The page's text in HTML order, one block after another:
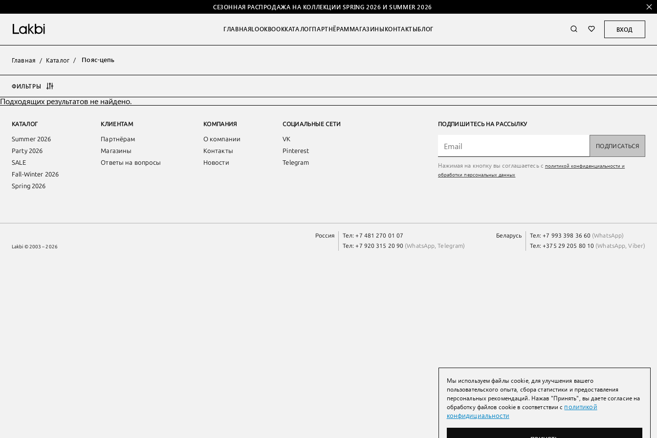
СЕЗОННАЯ РАСПРОДАЖА НА КОЛЛЕКЦИИ SPRING 2026 И SUMMER 2026
ГЛАВНАЯLOOKBOOKКАТАЛОГПАРТНЁРАММАГАЗИНЫКОНТАКТЫБЛОГ ВХОД
Главная Каталог Пояс-цепь
ФИЛЬТРЫ
Подходящих результатов не найдено.
КАТАЛОГ
Summer 2026
Party 2026
SALE
Fall-Winter 2026
Spring 2026
КЛИЕНТАМ
Партнёрам
Магазины
Ответы на вопросы
КОМПАНИЯ
О компании
Контакты
Новости
СОЦИАЛЬНЫЕ СЕТИ
VK
Pinterest
Telegram
ПОДПИШИТЕСЬ НА РАССЫЛКУ
ПОДПИСАТЬСЯ
Нажимая на кнопку вы соглашаетесь с политикой конфиденциальности и
обработки персональных данных
Lakbi © 2003 – 2026
Россия Тел:+7 481 270 01 07
Тел:+7 920 315 20 90 (WhatsApp,Telegram)
Беларусь Тел:+7 993 398 36 60 (WhatsApp)
Тел:+375 29 205 80 10 (WhatsApp, Viber)
Мы используем файлы cookie, для улучшения вашего
пользовательского опыта, сбора статистики и предоставления
персональных рекомендаций. Нажав "Принять", вы даете согласие на
обработку файлов cookie в соответствии с политикой
конфидициальности